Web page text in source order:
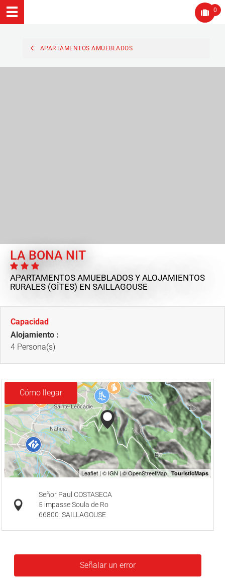
0
APARTAMENTOS AMUEBLADOS
LA BONA NIT
APARTAMENTOS AMUEBLADOS Y ALOJAMIENTOS
RURALES (GÎTES) EN SAILLAGOUSE
Capacidad
Alojamiento :
4 Persona(s)
Cómo llegar
Señor Paul COSTASECA
5 impasse Soula de Ro
66800 SAILLAGOUSE
Señalar un error